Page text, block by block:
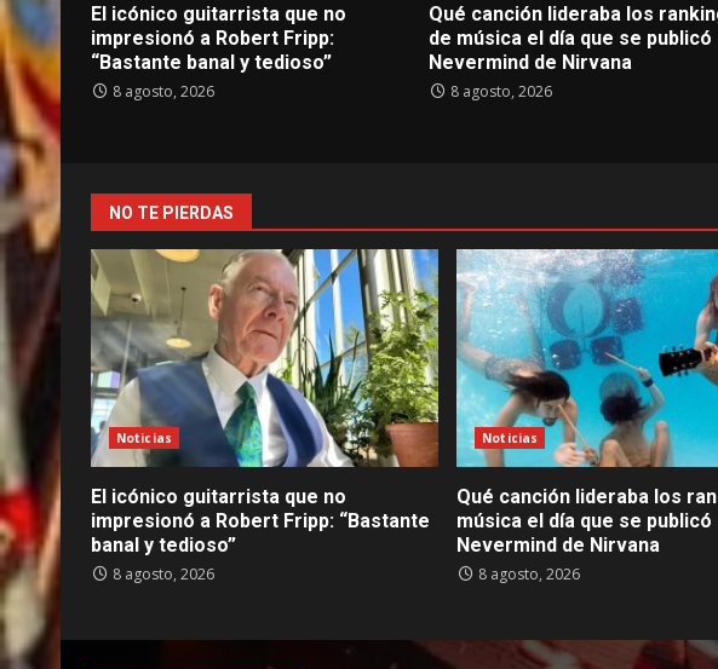
El icónico guitarrista que no
impresionó a Robert Fripp:
“Bastante banal y tedioso”
8 agosto, 2026
Qué canción lideraba los
de música el día que se publicó
Nevermind de Nirvana
8 agosto, 2026
NO TE PIERDAS
Noticias
El icónico guitarrista que no
impresionó a Robert Fripp: “Bastante
banal y tedioso”
8 agosto, 2026
Noticias
Qué canción lideraba los
música el día que se publicó
Nevermind de Nirvana
8 agosto, 2026